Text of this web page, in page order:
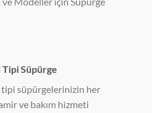
Tipi Süpürge
tipi süpürgelerinizin her
ve bakım hizmeti